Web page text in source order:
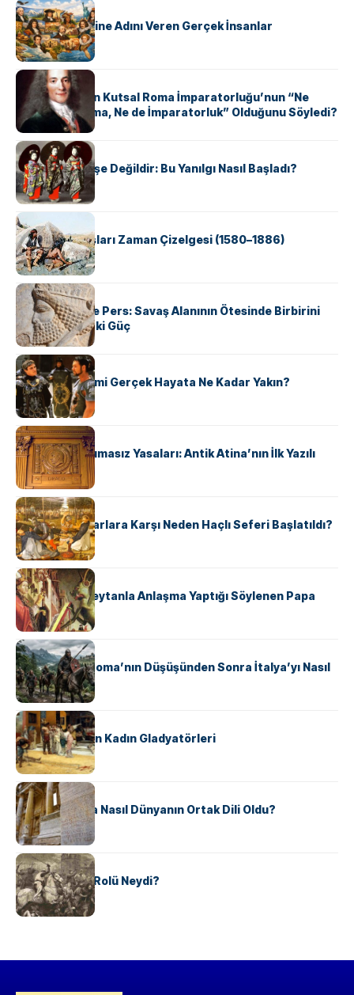
KÜLTÜR
ABD Eyaletlerine Adını Veren Gerçek İnsanlar
KÜLTÜR
Voltaire Neden Kutsal Roma İmparatorluğu’nun “Ne
Kutsal, Ne Roma, Ne de İmparatorluk” Olduğunu Söyledi?
KÜLTÜR
Geyşalar Fahişe Değildir: Bu Yanılgı Nasıl Başladı?
KÜLTÜR
Apache Savaşları Zaman Çizelgesi (1580–1886)
KÜLTÜR
Antik Yunan ve Pers: Savaş Alanının Ötesinde Birbirini
Şekillendiren İki Güç
KÜLTÜR
‘Gladiator’ Filmi Gerçek Hayata Ne Kadar Yakın?
KÜLTÜR
Draco’nun Acımasız Yasaları: Antik Atina’nın İlk Yazılı
Hukuk Kodu
KÜLTÜR
Avrupalı ​​Katharlara Karşı Neden Haçlı Seferi Başlatıldı?
KÜLTÜR
II. Silvester: Şeytanla Anlaşma Yaptığı Söylenen Papa
KÜLTÜR
Ostrogotlar Roma’nın Düşüşünden Sonra İtalya’yı Nasıl
Ele Geçirdi?
KÜLTÜR
Antik Roma’nın Kadın Gladyatörleri
KÜLTÜR
Antik Yunanca Nasıl Dünyanın Ortak Dili Oldu?
KÜLTÜR
Valdensler’in Rolü Neydi?